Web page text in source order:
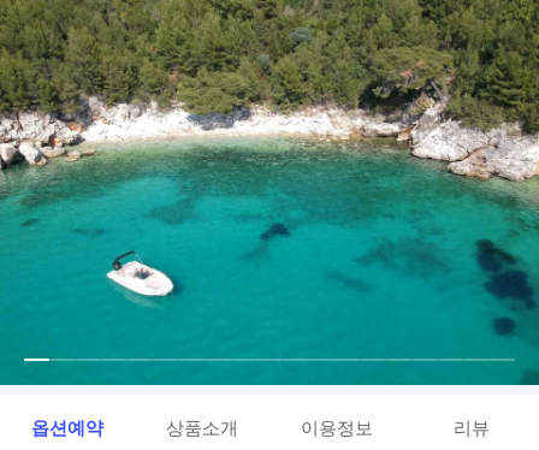
옵션예약 상품소개 이용정보 리뷰